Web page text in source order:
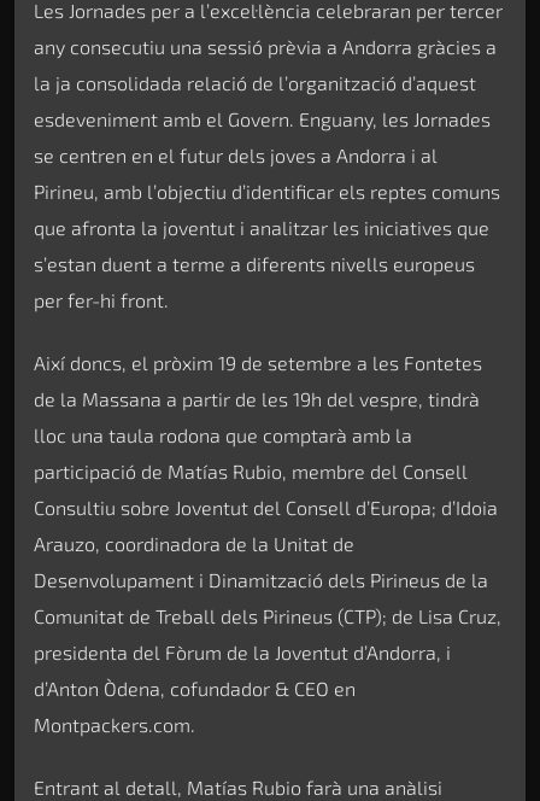
Les Jornades per a l’excel·lència celebraran per tercer
any consecutiu una sessió prèvia a Andorra gràcies a
la ja consolidada relació de l’organització d’aquest
esdeveniment amb el Govern. Enguany, les Jornades
se centren en el futur dels joves a Andorra i al
Pirineu, amb l’objectiu d’identificar els reptes comuns
que afronta la joventut i analitzar les iniciatives que
s’estan duent a terme a diferents nivells europeus
per fer-hi front.
Així doncs, el pròxim 19 de setembre a les Fontetes
de la Massana a partir de les 19h del vespre, tindrà
lloc una taula rodona que comptarà amb la
participació de Matías Rubio, membre del Consell
Consultiu sobre Joventut del Consell d’Europa; d’Idoia
Arauzo, coordinadora de la Unitat de
Desenvolupament i Dinamització dels Pirineus de la
Comunitat de Treball dels Pirineus (CTP); de Lisa Cruz,
presidenta del Fòrum de la Joventut d’Andorra, i
d’Anton Òdena, cofundador & CEO en
Montpackers.com.
Entrant al detall, Matías Rubio farà una anàlisi